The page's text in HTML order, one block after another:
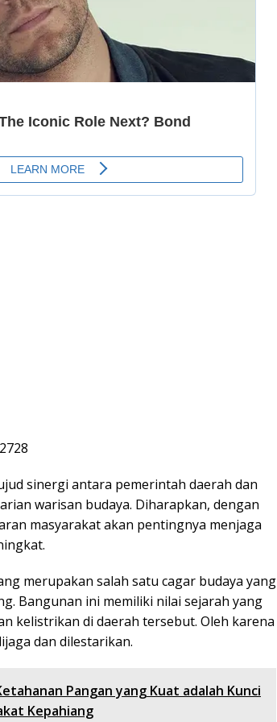
sinergi antara pemerintah daerah dan
warisan budaya. Diharapkan, dengan
masyarakat akan pentingnya menjaga
merupakan salah satu cagar budaya yang
Bangunan ini memiliki nilai sejarah yang
kelistrikan di daerah tersebut. Oleh karena
dan dilestarikan.
Pangan yang Kuat adalah Kunci
Kepahiang